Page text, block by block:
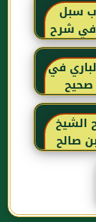
سبل
في شرح
للإمام
رحمهفي
للحافظ
حجر
الشيخ
صالح
لكتاب
تعالى